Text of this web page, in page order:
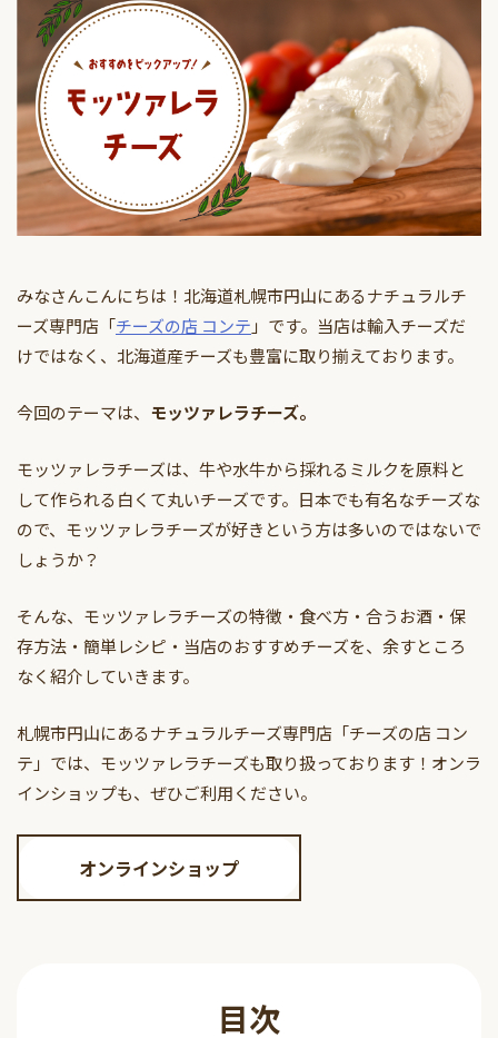
みなさんこんにちは！北海道札幌市円山にあるナチュラルチ
ーズ専門店「チーズの店 コンテ 」です。当店は輸入チーズだ
けではなく、北海道産チーズも豊富に取り揃えております。
今回のテーマは、 モッツァレラチーズ。
モッツァレラチーズは、牛や水牛から採れるミルクを原料と
して作られる白くて丸いチーズです。日本でも有名なチーズな
ので、モッツァレラチーズが好きという方は多いのではないで
しょうか？
そんな、モッツァレラチーズの特徴・食べ方・合うお酒・保
存方法・簡単レシピ・当店のおすすめチーズを、余すところ
なく紹介していきます。
札幌市円山にあるナチュラルチーズ専門店「チーズの店 コン
テ」では、モッツァレラチーズも取り扱っております！オンラ
インショップも、ぜひご利用ください。
オンラインショップ
目次